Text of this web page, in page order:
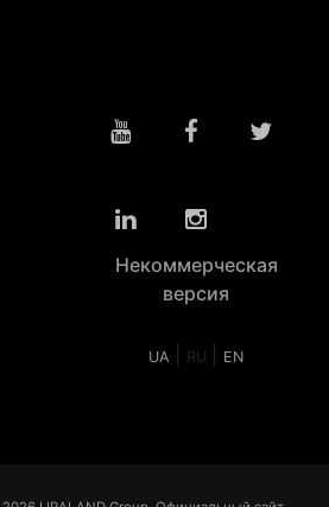
Некоммерческая
версия
UA RU EN